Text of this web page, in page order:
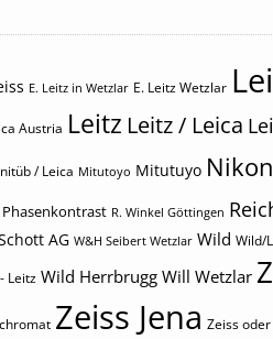
E. Leitz in Wetzlar E. Leitz Wetzlar
Austria Leitz Leitz / Leica
/ Leica Mitutoyo Mitutuyo Nikon
Phasenkontrast R. Winkel Göttingen
AG W&H Seibert Wetzlar Wild Wild/
Leitz Wild Herrbrugg Will Wetzlar
Zeiss Jena Zeiss